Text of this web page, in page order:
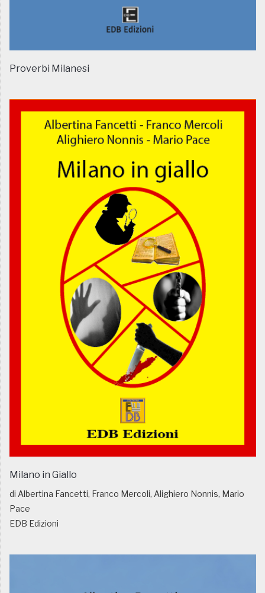
Proverbi Milanesi
Milano in Giallo
di Albertina Fancetti, Franco Mercoli, Alighiero Nonnis, Mario
Pace
EDB Edizioni